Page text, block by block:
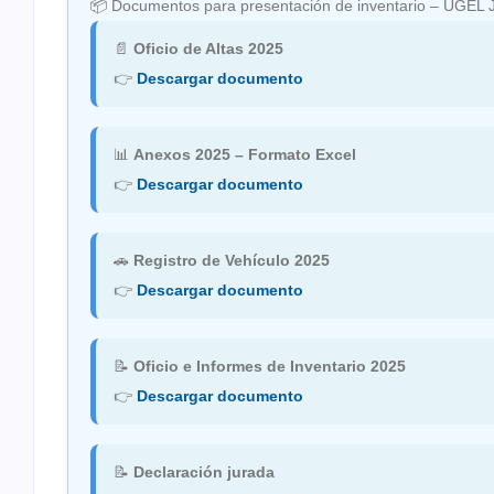
📦 Documentos para presentación de inventario – UGEL
📄 Oficio de Altas 2025
👉 Descargar documento
📊 Anexos 2025 – Formato Excel
👉 Descargar documento
🚗 Registro de Vehículo 2025
👉 Descargar documento
📝 Oficio e Informes de Inventario 2025
👉 Descargar documento
📝 Declaración jurada